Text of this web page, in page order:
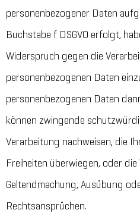
personenbezogener Daten
Buchstabe f DSGVO erfolgt,
Widerspruch gegen die
personenbezogenen Daten
personenbezogenen Daten
können zwingende
Verarbeitung nachweisen, die
Freiheiten überwiegen, oder
Geltendmachung, Ausübung
Rechtsansprüchen.